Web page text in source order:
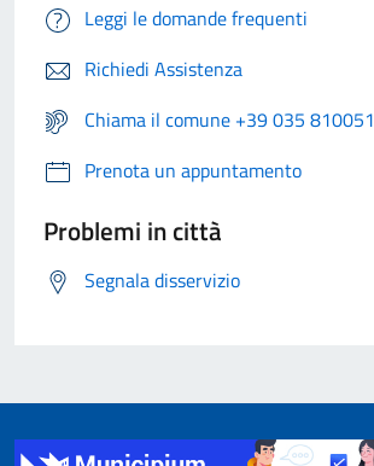
Leggi le domande frequenti
Richiedi Assistenza
Chiama il comune +39 035 810051
Prenota un appuntamento
Problemi in città
Segnala disservizio